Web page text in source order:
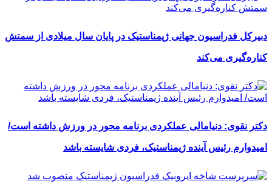
دبیرکل فدراسیون جهانی ژیمناستیک در پایان سال میلادی از سمتش
کناره‌گیری می‌کند
دکتر نقوی: دنیامالی عملکردی برنامه محور در ورزش داشته است/
امیدوارم رئیس آینده ژیمناستیک، فردی شایسته باشد